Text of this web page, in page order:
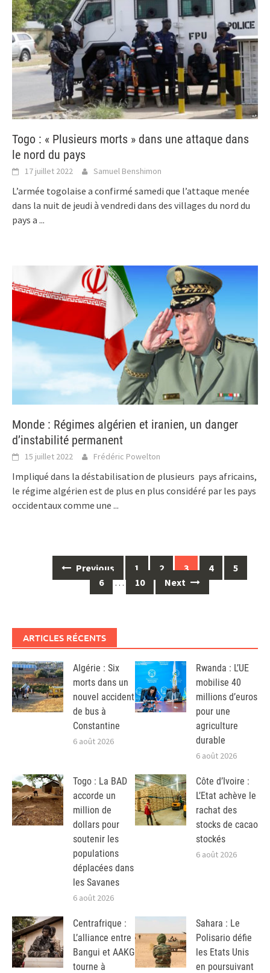
Togo : « Plusieurs morts » dans une attaque dans
le nord du pays
17 juillet 2022 Samuel Benshimon
L’armée togolaise a confirmé samedi que l’attaque menée
dans la nuit de jeudi à vendredi dans des villages du nord du
pays a ...
Monde : Régimes algérien et iranien, un danger
d’instabilité permanent
15 juillet 2022 Frédéric Powelton
Impliqué dans la déstabilisation de plusieurs pays africains,
le régime algérien est de plus en plus considéré par les pays
occidentaux comme une ...
navigation
Previous 1 2 3 4
5
6
… 10 Next
ARTICLES RÉCENTS
Algérie : Six
morts dans un
nouvel accident
de bus à
Constantine
6 août 2026
Rwanda : L’UE
mobilise 40
millions d’euros
pour une
agriculture
durable
6 août 2026
Togo : La BAD
accorde un
million de
dollars pour
soutenir les
populations
déplacées dans
les Savanes
6 août 2026
Côte d’Ivoire :
L’Etat achève le
rachat des
stocks de cacao
stockés
6 août 2026
Centrafrique :
L’alliance entre
Bangui et AAKG
tourne à
Sahara : Le
Polisario défie
les Etats Unis
en poursuivant